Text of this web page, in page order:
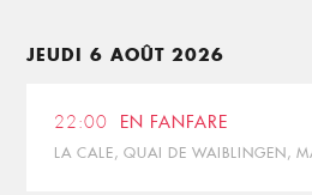
JEUDI 6 AOÛT 2026
22:00 EN FANFARE
LA CALE, QUAI DE WAIBLINGEN,